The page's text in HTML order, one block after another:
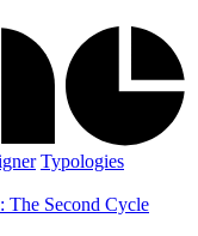
Typologies
The Second Cycle